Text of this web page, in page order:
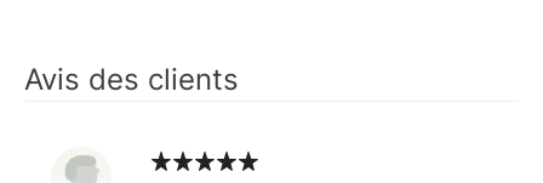
Avis des clients